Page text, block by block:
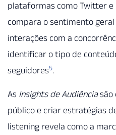
plataformas como Twitter e
compara o sentimento
interações com a
identificar o tipo de
seguidores5.
As Insights de Audiênciasão
público e criar estratégias
listening revela como a